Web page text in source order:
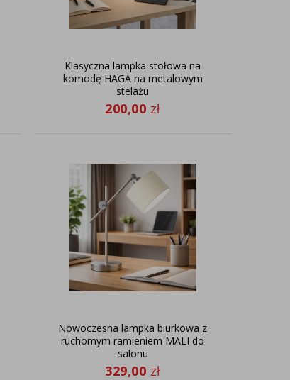
Klasyczna lampka stołowa na
komodę HAGA na metalowym
stelażu
200,00 zł
Nowoczesna lampka biurkowa z
ruchomym ramieniem MALI do
salonu
329,00 zł